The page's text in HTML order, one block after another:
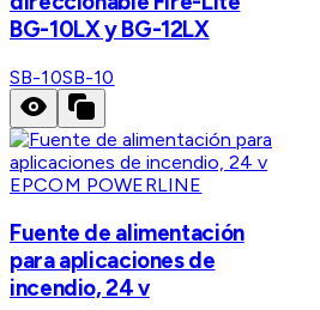
BG-10LX y BG-12LX
SB-10SB-10
EPCOM POWERLINE
Fuente de alimentación
para aplicaciones de
incendio, 24 v